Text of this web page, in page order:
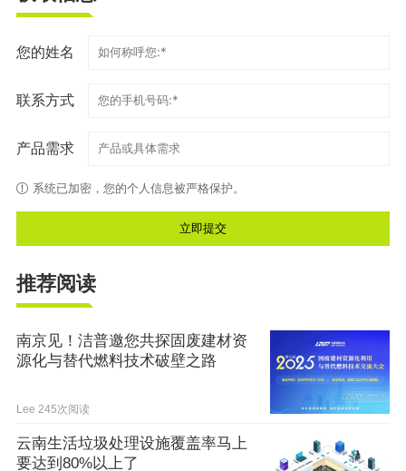
您的姓名
联系方式
产品需求
系统已加密，您的个人信息被严格保护。
推荐阅读
南京见！洁普邀您共探固废建材资
源化与替代燃料技术破壁之路
Lee 245次阅读
云南生活垃圾处理设施覆盖率马上
要达到80%以上了